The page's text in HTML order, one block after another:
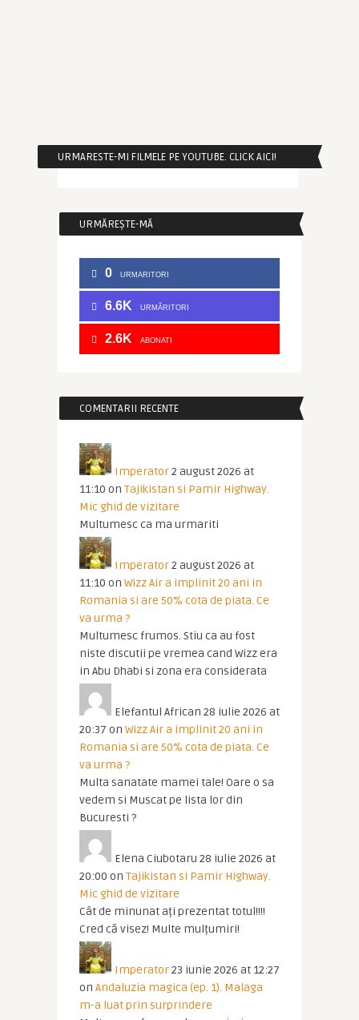
URMARESTE-MI FILMELE PE YOUTUBE. CLICK AICI!
URMĂREȘTE-MĂ
0 URMARITORI
6.6K URMĂRITORI
2.6K ABONATI
COMENTARII RECENTE
Imperator2 august 2026 at
11:10 on Tajikistan si Pamir Highway.
Mic ghid de vizitare
Multumesc ca ma urmariti
Imperator2 august 2026 at
11:10 on Wizz Air a implinit 20 ani in
Romania si are 50% cota de piata. Ce
va urma ?
Multumesc frumos. Stiu ca au fost
niste discutii pe vremea cand Wizz era
in Abu Dhabi si zona era considerata
Elefantul African 28 iulie 2026 at
20:37 on Wizz Air a implinit 20 ani in
Romania si are 50% cota de piata. Ce
va urma ?
Multa sanatate mamei tale! Oare o sa
vedem si Muscat pe lista lor din
Bucuresti ?
Elena Ciubotaru 28 iulie 2026 at
20:00 on Tajikistan si Pamir Highway.
Mic ghid de vizitare
Cât de minunat ați prezentat totul!!!!
Cred că visez! Multe mulțumiri!
Imperator23 iunie 2026 at 12:27
on Andaluzia magica (ep. 1). Malaga
m-a luat prin surprindere